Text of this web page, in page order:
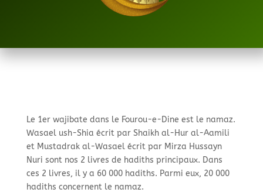
Le 1er wajibate dans le Fourou-e-Dine est le namaz.
Wasael ush-Shia écrit par Shaikh al-Hur al-Aamili
et Mustadrak al-Wasael écrit par Mirza Hussayn
Nuri sont nos 2 livres de hadiths principaux. Dans
ces 2 livres, il y a 60 000 hadiths. Parmi eux, 20 000
hadiths concernent le namaz.